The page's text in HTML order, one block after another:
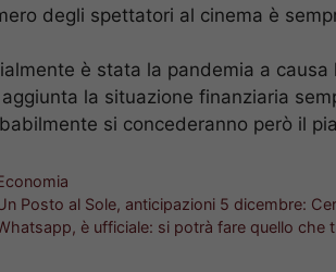
degli spettatori al cinema è
è stata la pandemia a
la situazione finanziaria
si concederanno però il
Posto al Sole, anticipazioni 5 dicembre:
è ufficiale: si potrà fare quello che